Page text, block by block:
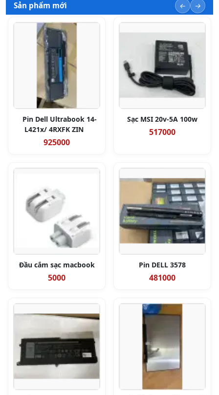
Sản phẩm mới
Pin Dell Ultrabook 14-
L421x/ 4RXFK ZIN
925000
Sạc MSI 20v-5A 100w
517000
Đầu cắm sạc macbook
5000
Pin DELL 3578
481000